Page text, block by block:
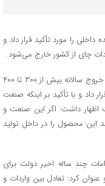
را مورد تأکید قرار داد و
،حبیب جهانساز در گفت‌وگویی خروج سالانه بیش از ۳۰۰ تا ۴۰۰
داد و با تأکید بر اینکه صنعت
اظهار داشت: اگر این صنعت و
حمایت قرار گیرند می‌توان تا ۵۰ درصد این محصول را در داخل تولید
چند ساله اخیر دولت برای
کرد: تعادل بین واردات و